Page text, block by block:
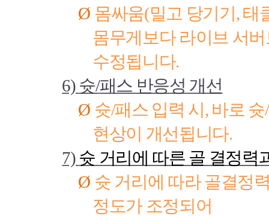
Ø 몸싸움(밀고 당기기,태
몸무게보다 라이브 서
수정됩니다.
6) 슛/패스 반응성 개선
Ø 슛/패스 입력 시, 바로 슛/
현상이 개선됩니다.
7) 슛 거리에 따른 골 결정력
Ø 슛 거리에 따라 골결정
정도가 조정되어